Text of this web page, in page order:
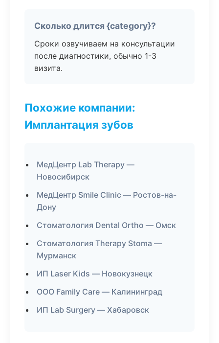
Сколько длится {category}?
Сроки озвучиваем на консультации
после диагностики, обычно 1-3
визита.
Похожие компании:
Имплантация зубов
МедЦентр Lab Therapy —
Новосибирск
МедЦентр Smile Clinic — Ростов-на-
Дону
Стоматология Dental Ortho — Омск
Стоматология Therapy Stoma —
Мурманск
ИП Laser Kids — Новокузнецк
ООО Family Care — Калининград
ИП Lab Surgery — Хабаровск